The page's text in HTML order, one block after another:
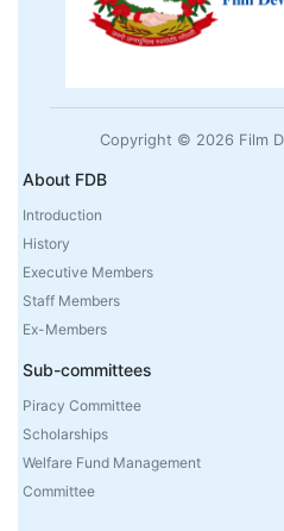
Copyright © 2026 Film
About FDB
Introduction
History
Executive Members
Staff Members
Ex-Members
Sub-committees
Piracy Committee
Scholarships
Welfare Fund Management
Committee